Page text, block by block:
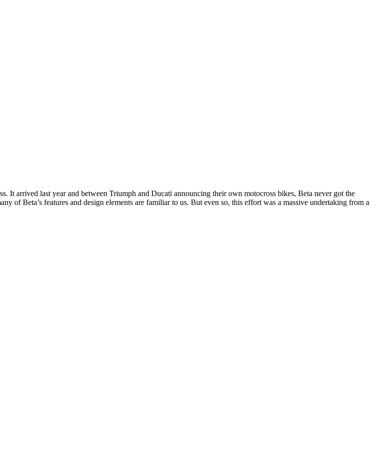
It arrived last year and between Triumph and Ducati announcing their own motocross bikes, Beta never got the
of Beta’s features and design elements are familiar to us. But even so, this effort was a massive undertaking from a